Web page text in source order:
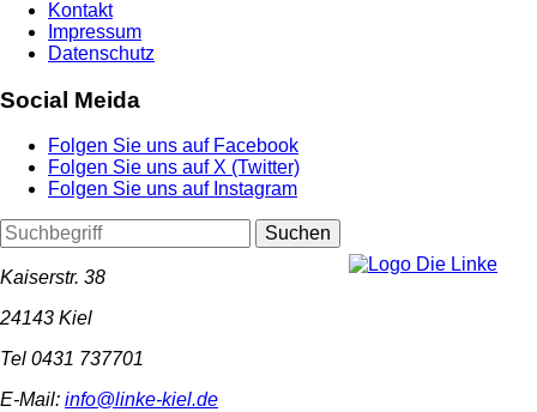
Kontakt
Impressum
Datenschutz
Social Meida
Folgen Sie uns auf Facebook
Folgen Sie uns auf X (Twitter)
Folgen Sie uns auf Instagram
Suchen
Kaiserstr. 38
24143 Kiel
Tel 0431 737701
E-Mail: info@linke-kiel.de